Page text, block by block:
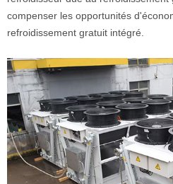
compenser les opportunités
refroidissement gratuit intégré.